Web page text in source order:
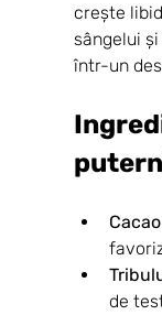
crește
sângelui
într-un
de